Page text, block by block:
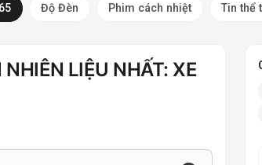
Độ Đèn Phim cách nhiệt Tin thể
LIỆU NHẤT: XE